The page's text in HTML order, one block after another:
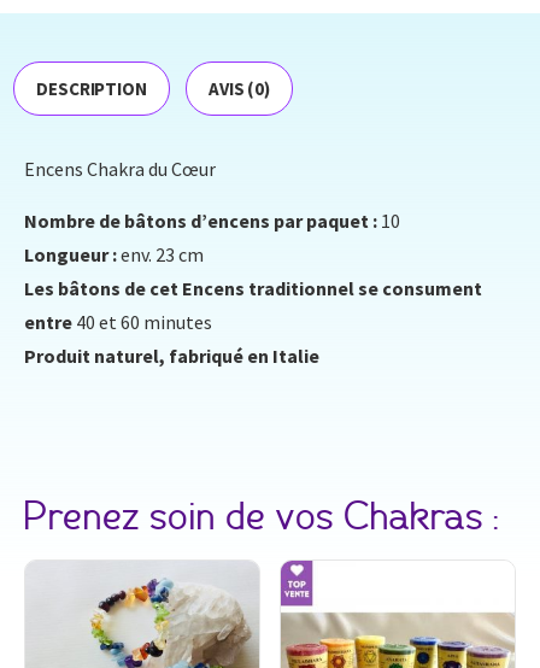
DESCRIPTION AVIS (0)
Encens Chakra du Cœur
Nombre de bâtons d’encens par paquet : 10
Longueur :env. 23 cm
Les bâtons de cet Encens traditionnel se consument
entre 40 et 60 minutes
Produit naturel, fabriqué en Italie
Prenez soin de vos Chakras :